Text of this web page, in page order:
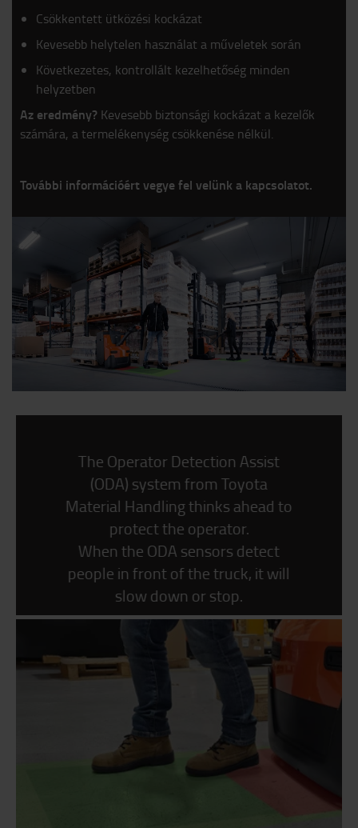
Csökkentett ütközési kockázat
Kevesebb helytelen használat a műveletek során
Következetes, kontrollált kezelhetőség minden
helyzetben
Az eredmény? Kevesebb biztonsági kockázat a kezelők
számára, a termelékenység csökkenése nélkül.
További információért vegye fel velünk a kapcsolatot.
The Operator Detection Assist
(ODA) system from Toyota
Material Handling thinks ahead to
protect the operator.
When the ODA sensors detect
people in front of the truck, it will
slow down or stop.